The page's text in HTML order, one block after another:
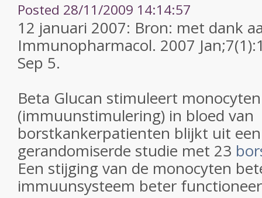
Posted 28/11/2009 14:14:57
12 januari 2007: Bron: met dank
Immunopharmacol. 2007
Sep 5.
Beta Glucan stimuleert monocyten
(immuunstimulering) in bloed van
borstkankerpatienten blijkt uit
gerandomiserde studie met 23
Een stijging van de monocyten
immuunsysteem beter